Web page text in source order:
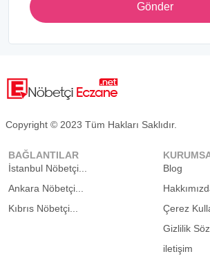
Gönder
Copyright © 2023 Tüm Hakları Saklıdır.
BAĞLANTILAR
İstanbul Nöbetçi...
Ankara Nöbetçi...
Kıbrıs Nöbetçi...
Blog
Çerez
Gizlilik
iletişim